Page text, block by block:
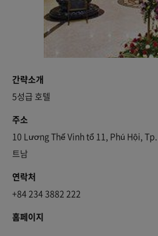
간략소개
5성급 호텔
주소
10 Lương Thế Vinh tổ 11, Phú Hội,
트남
연락처
+84 234 3882 222
홈페이지